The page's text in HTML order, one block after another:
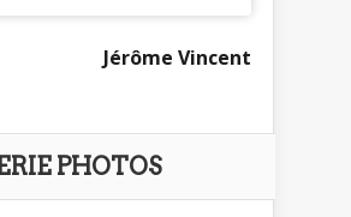
Jérôme Vincent
PHOTOS